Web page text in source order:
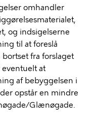
omhandler
og indsigelserne
til at foreslå
fra forslaget
at
af bebyggelsen i
opstår en mindre
Glænøgade.